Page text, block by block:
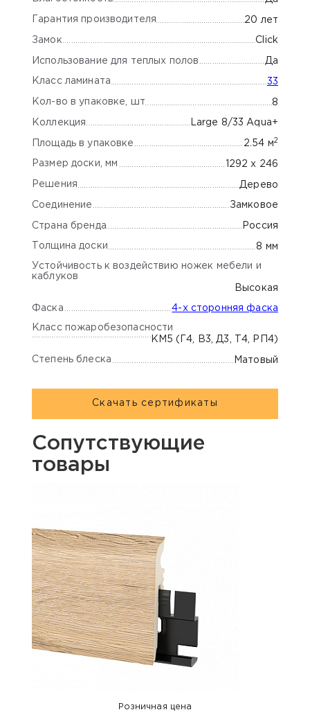
Гарантия производителя 20 лет
Замок Click
Использование для теплых полов Да
Класс ламината 33
Кол-во в упаковке, шт 8
Коллекция Large 8/33 Aqua+
Площадь в упаковке 2.54 м 2
Размер доски, мм 1292 x 246
Решения Дерево
Соединение Замковое
Страна бренда Россия
Толщина доски 8 мм
Устойчивость к воздействию ножек мебели и
каблуков
Высокая
Фаска 4-х сторонняя фаска
Класс пожаробезопасности
КМ5 (Г4, В3, Д3, Т4, РП4)
Степень блеска Матовый
Скачать сертификаты
Сопутствующие
товары
Розничная цена